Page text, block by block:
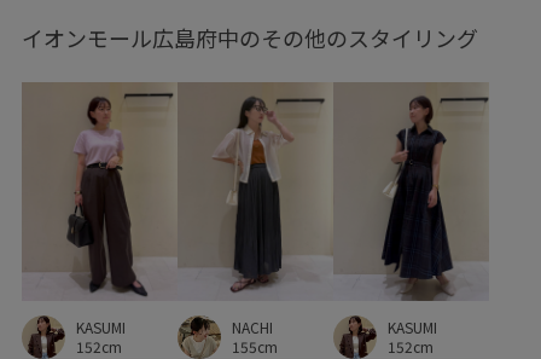
2BUY10%OFF対象商品 2WAYで使える blouse_pickup
Exclusive_GW RP26SS RP26SS_goods
RP26SS着映えトップス きちんと感 きれいめ
ちゃんとプラスかわいい保証 アクセサリー インソール
カジュアル コントラスト サイズ大きめ
サステナブル スカーフ ストラップ
セットアップ セットアップ対象商品 デイリーで活躍
イオンモール広島府中のその他のスタイリング
KASUMI
152cm
NACHI
155cm
KASUMI
152cm